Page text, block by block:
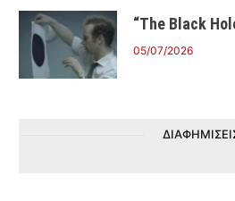
“The Black
05/07/2026